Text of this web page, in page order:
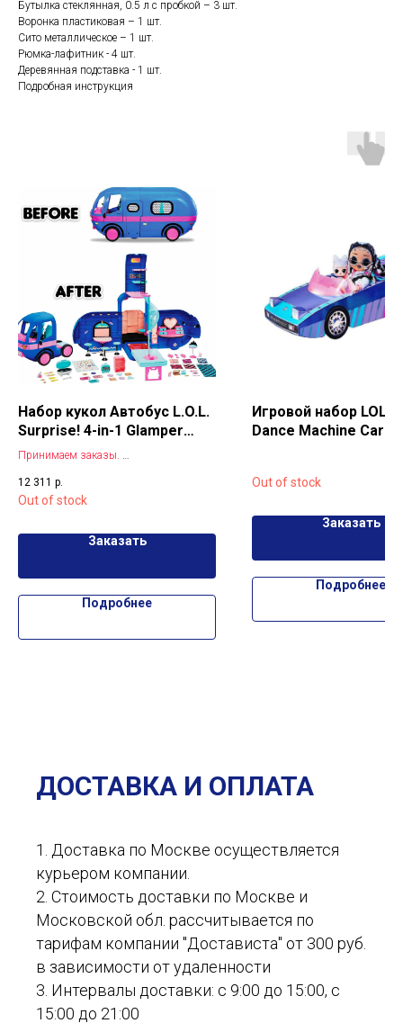
Бутылка стеклянная, 0.5 л с пробкой – 3 шт.
Воронка пластиковая – 1 шт.
Сито металлическое – 1 шт.
Рюмка-лафитник - 4 шт.
Деревянная подставка - 1 шт.
Подробная инструкция
Набор кукол Автобус L.O.L.
Surprise! 4-in-1 Glamper
Fashion Camper
Принимаем заказы.
Glamper Fashion Camper -
с 55 сюрпризами
12 311 р.
Out of stock
Заказать
Подробнее
Игровой набор LOL
Dance Machine Car
Out of stock
Заказать
Подробнее
ДОСТАВКА И ОПЛАТА
1. Доставка по Москве осуществляется
курьером компании.
2. Стоимость доставки по Москве и
Московской обл. рассчитывается по
тарифам компании "Достависта" от 300 руб.
в зависимости от удаленности
3. Интервалы доставки: с 9:00 до 15:00, с
15:00 до 21:00